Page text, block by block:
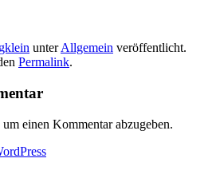
gklein unterAllgemein veröffentlicht.
Permalink.
um einen Kommentar abzugeben.